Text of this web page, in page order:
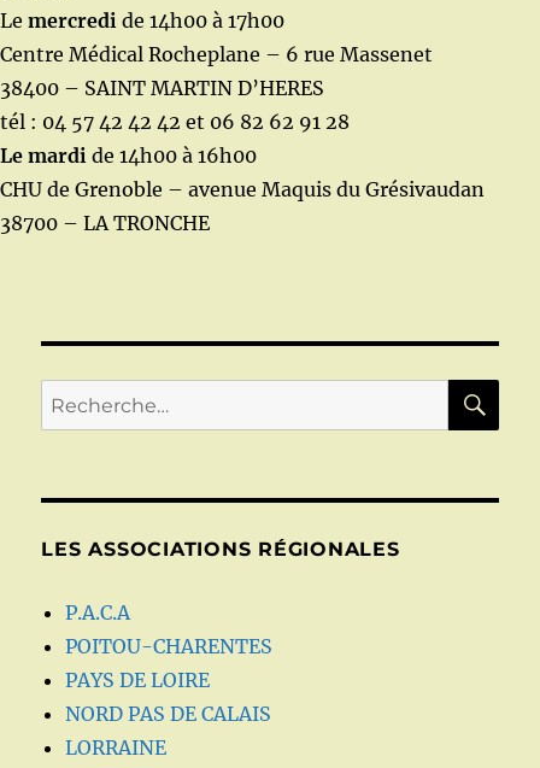
Le mercredi de 14h00 à 17h00
Centre Médical Rocheplane – 6 rue Massenet
38400 – SAINT MARTIN D’HERES
tél : 04 57 42 42 42 et 06 82 62 91 28
Le mardi de 14h00 à 16h00
CHU de Grenoble – avenue Maquis du Grésivaudan
38700 – LA TRONCHE
Recherche
pour :
LES ASSOCIATIONS RÉGIONALES
P.A.C.A
POITOU-CHARENTES
PAYS DE LOIRE
NORD PAS DE CALAIS
LORRAINE